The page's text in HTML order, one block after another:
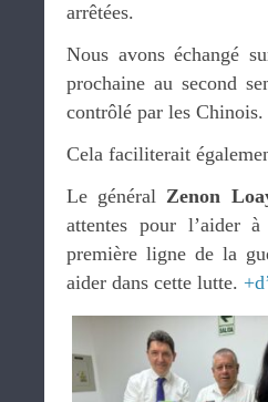
arrêtées.
Nous avons échangé
prochaine au second
contrôlé par les Chinois.
Cela faciliterait
Le généralZenon
attentes pour l’aider
première ligne de la
aider dans cette lutte.